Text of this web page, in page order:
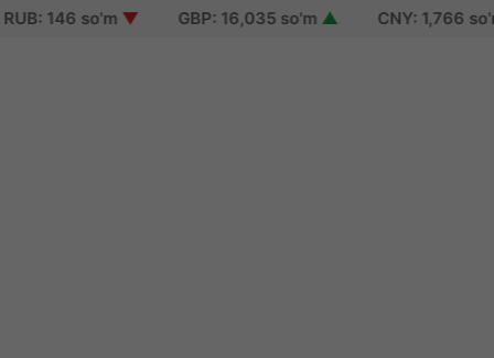
146 so'm▼ GBP: 16,035 so'm▲ CNY: 1,766 so'm